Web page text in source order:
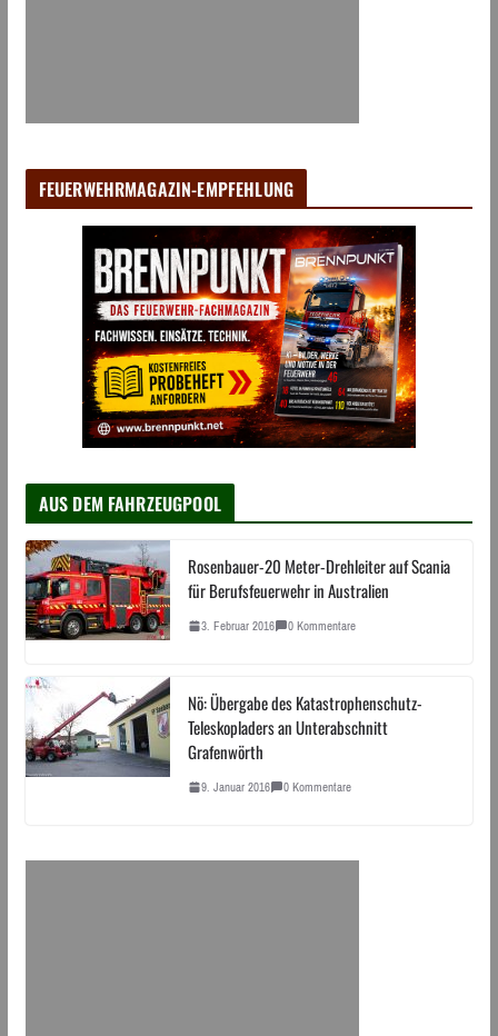
FEUERWEHRMAGAZIN-EMPFEHLUNG
AUS DEM FAHRZEUGPOOL
Rosenbauer-20 Meter-Drehleiter auf Scania
für Berufsfeuerwehr in Australien
3. Februar 2016 0 Kommentare
Nö: Übergabe des Katastrophenschutz-
Teleskopladers an Unterabschnitt
Grafenwörth
9. Januar 2016 0 Kommentare